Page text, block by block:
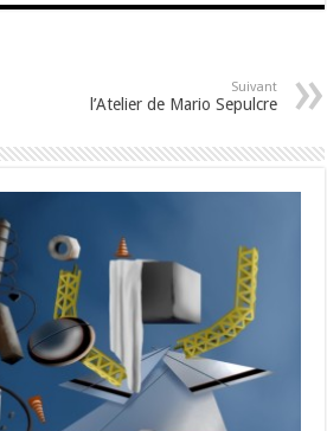
Suivant
l’Atelier de Mario Sepulcre